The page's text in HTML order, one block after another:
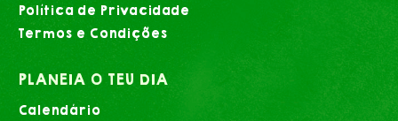
Política de Privacidade
Termos e Condições
PLANEIA O TEU DIA
Calendário